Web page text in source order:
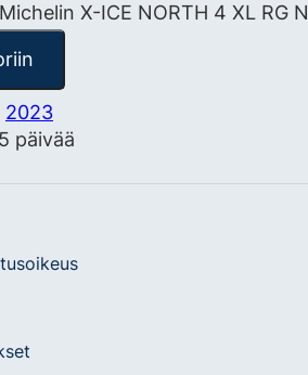
X-ICE NORTH 4 XL RG
2023
päivää